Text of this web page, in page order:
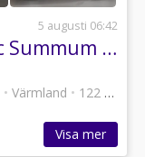
5 augusti 06:42
Volvo XC60 D4 AWD Classic Summum / Panorama / Elstolar
• Värmland • 122 annonser
Visa mer